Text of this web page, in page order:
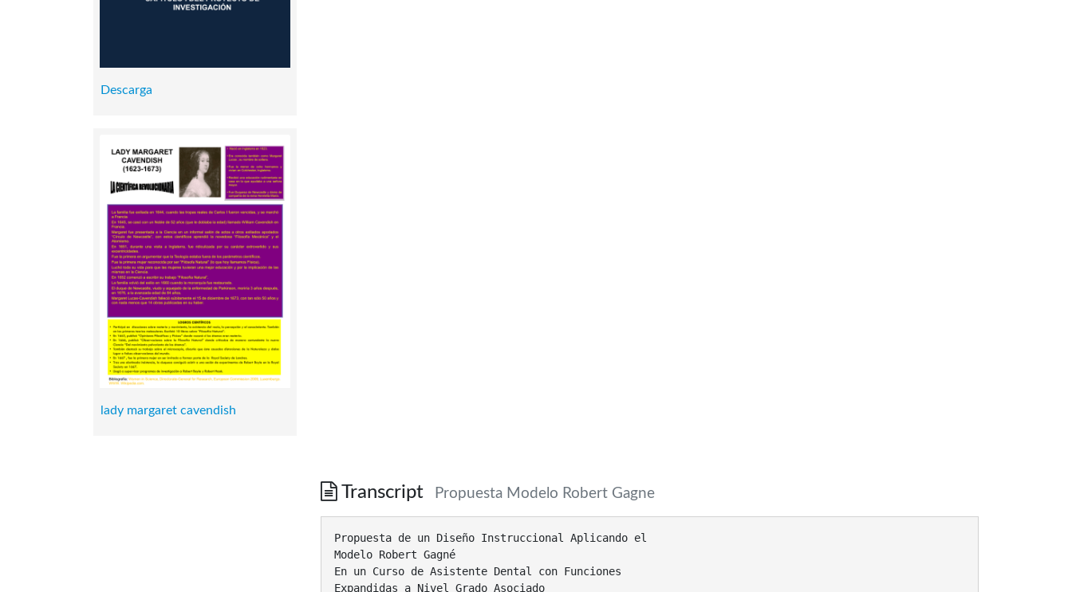
Descarga
lady margaret cavendish
Transcript Propuesta Modelo Robert Gagne
Propuesta de un Diseño Instruccional Aplicando el
Modelo Robert Gagné
En un Curso de Asistente Dental con Funciones
Expandidas a Nivel Grado Asociado